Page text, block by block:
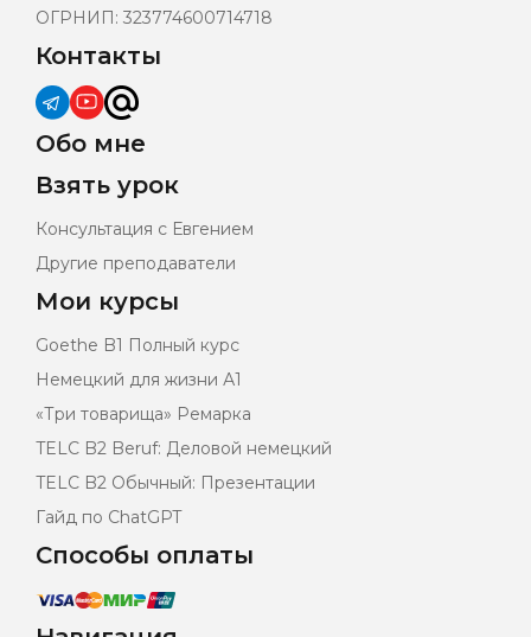
ОГРНИП: 323774600714718
Контакты
Обо мне
Взять урок
Консультация с Евгением
Другие преподаватели
Мои курсы
Goethe B1 Полный курс
Немецкий для жизни А1
«Три товарища» Ремарка
TELC B2 Beruf: Деловой немецкий
TELC B2 Обычный: Презентации
Гайд по ChatGPT
Способы оплаты